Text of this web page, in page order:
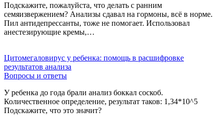
Подскажите, пожалуйста, что делать с ранним
семяизвержением? Анализы сдавал на гормоны, всё в норме.
Пил антидепрессанты, тоже не помогает. Использовал
анестезирующие кремы,…
Цитомегаловирус у ребенка: помощь в расшифровке
результатов анализа
Вопросы и ответы
У ребенка до года брали анализ боккал соскоб.
Количественное определение, результат таков: 1,34*10^5
Подскажите, что это значит?